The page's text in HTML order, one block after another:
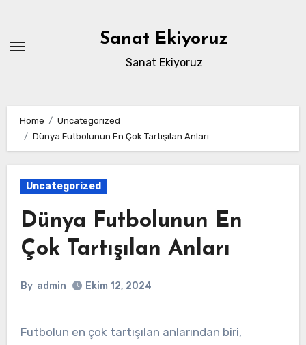
content
Sanat Ekiyoruz
Sanat Ekiyoruz
Home
Uncategorized
Dünya Futbolunun En Çok Tartışılan Anları
Uncategorized
Dünya Futbolunun En
Çok Tartışılan Anları
By admin Ekim 12, 2024
Futbolun en çok tartışılan anlarından biri,